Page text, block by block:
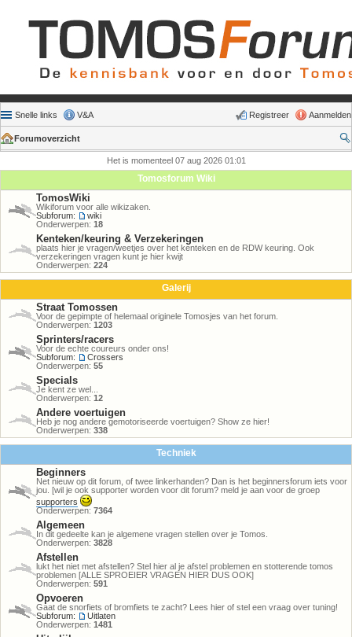
Snelle links V&A Aanmelden
Registreer
Forumoverzicht
Het is momenteel 07 aug 2026 01:01
Tomosforum Wiki
TomosWiki
Wikiforum voor alle wikizaken.
Subforum:
wiki
Onderwerpen: 18
Kenteken/keuring & Verzekeringen
plaats hier je vragen/weetjes over het kenteken en de RDW keuring. Ook
verzekeringen vragen kunt je hier kwijt
Onderwerpen: 224
Galerij
Straat Tomossen
Voor de gepimpte of helemaal originele Tomosjes van het forum.
Onderwerpen: 1203
Sprinters/racers
Voor de echte coureurs onder ons!
Subforum:
Crossers
Onderwerpen: 55
Specials
Je kent ze wel...
Onderwerpen: 12
Andere voertuigen
Heb je nog andere gemotoriseerde voertuigen? Show ze hier!
Onderwerpen: 338
Techniek
Beginners
Net nieuw op dit forum, of twee linkerhanden? Dan is het beginnersforum iets voor
jou. [wil je ook supporter worden voor dit forum? meld je aan voor de groep
supporters
Onderwerpen: 7364
Algemeen
In dit gedeelte kan je algemene vragen stellen over je Tomos.
Onderwerpen: 3828
Afstellen
lukt het niet met afstellen? Stel hier al je afstel problemen en stotterende tomos
problemen [ALLE SPROEIER VRAGEN HIER DUS OOK]
Onderwerpen: 591
Opvoeren
Gaat de snorfiets of bromfiets te zacht? Lees hier of stel een vraag over tuning!
Subforum:
Uitlaten
Onderwerpen: 1481